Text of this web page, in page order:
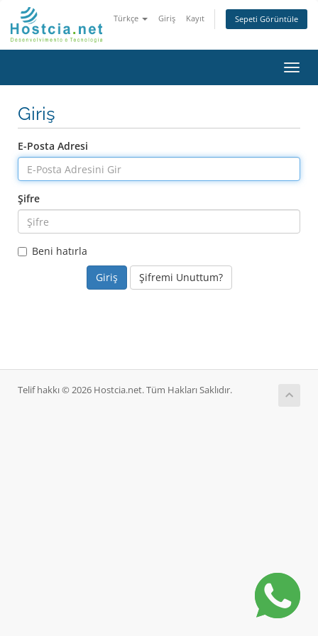
Türkçe Giriş Kayıt Sepeti Görüntüle
Giriş
E-Posta Adresi
Şifre
Beni hatırla
Şifremi Unuttum?
Telif hakkı © 2026 Hostcia.net. Tüm Hakları Saklıdır.